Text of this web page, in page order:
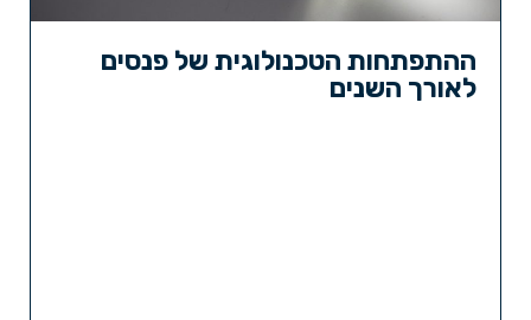
ההתפתחות הטכנולוגית של פנסים
לאורך השנים